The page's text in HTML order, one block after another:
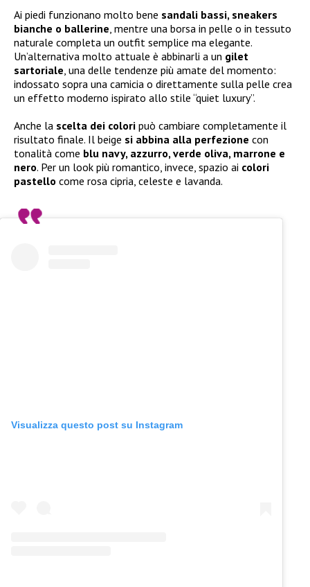
Ai piedi funzionano molto bene sandali bassi, sneakers
bianche o ballerine, mentre una borsa in pelle o in tessuto
naturale completa un outfit semplice ma elegante.
Un’alternativa molto attuale è abbinarli a un gilet
sartoriale, una delle tendenze più amate del momento:
indossato sopra una camicia o direttamente sulla pelle crea
un effetto moderno ispirato allo stile “quiet luxury”.
Anche la scelta dei colori può cambiare completamente il
risultato finale. Il beige si abbina alla perfezione con
tonalità come blu navy, azzurro, verde oliva, marrone e
nero. Per un look più romantico, invece, spazio ai colori
pastello come rosa cipria, celeste e lavanda.
Visualizza questo post su Instagram